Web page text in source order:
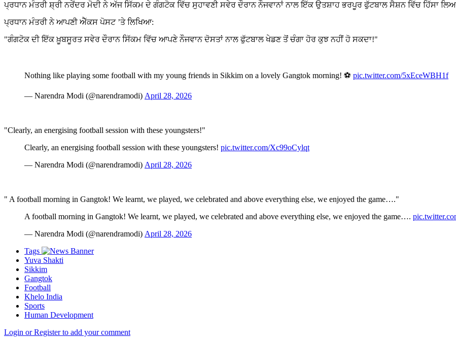
ਪ੍ਰਧਾਨ ਮੰਤਰੀ ਸ਼੍ਰੀ ਨਰੇਂਦਰ ਮੋਦੀ ਨੇ ਅੱਜ ਸਿੱਕਮ ਦੇ ਗੰਗਟੋਕ ਵਿੱਚ ਸੁਹਾਵਣੀ ਸਵੇਰ ਦੌਰਾਨ ਨੌਜਵਾਨਾਂ ਨਾਲ ਇੱਕ ਉਤਸ਼ਾਹ ਭਰਪੂਰ ਫੁੱਟਬਾਲ ਸੈਸ਼ਨ ਵਿੱਚ ਹਿੱਸਾ
ਪ੍ਰਧਾਨ ਮੰਤਰੀ ਨੇ ਆਪਣੀ ਐੱਕਸ ਪੋਸਟ ’ਤੇ ਲਿਖਿਆ:
"ਗੰਗਟੋਕ ਦੀ ਇੱਕ ਖ਼ੂਬਸੂਰਤ ਸਵੇਰ ਦੌਰਾਨ ਸਿੱਕਮ ਵਿੱਚ ਆਪਣੇ ਨੌਜਵਾਨ ਦੋਸਤਾਂ ਨਾਲ ਫੁੱਟਬਾਲ ਖੇਡਣ ਤੋਂ ਚੰਗਾ ਹੋਰ ਕੁਝ ਨਹੀਂ ਹੋ ਸਕਦਾ!"
Nothing like playing some football with my young friends in Sikkim on a lovely Gangtok morning! ⚽️ pic.twitter.com/5xEceWBH1f
— Narendra Modi (@narendramodi) April 28, 2026
"Clearly, an energising football session with these youngsters!"
Clearly, an energising football session with these youngsters! pic.twitter.com/Xc99oCylqt
— Narendra Modi (@narendramodi) April 28, 2026
" A football morning in Gangtok! We learnt, we played, we celebrated and above everything else, we enjoyed the game…."
A football morning in Gangtok! We learnt, we played, we celebrated and above everything else, we enjoyed the game….
— Narendra Modi (@narendramodi) April 28, 2026
Tags
Yuva Shakti
Sikkim
Gangtok
Football
Khelo India
Sports
Human Development
Login or Register to add your comment